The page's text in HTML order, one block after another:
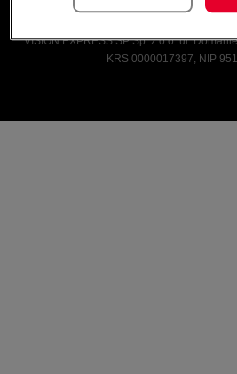
VISION EXPRESS SP Sp. z o.o. ul.
KRS 0000017397, NIP